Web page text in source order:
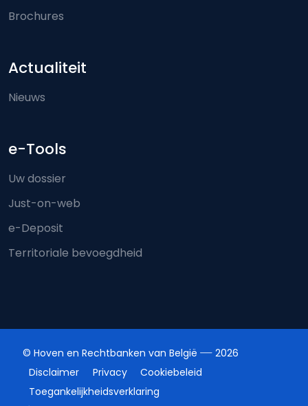
Brochures
Actualiteit
Nieuws
e-Tools
Uw dossier
Just-on-web
e-Deposit
Territoriale bevoegdheid
© Hoven en Rechtbanken van België
2026
Disclaimer
Privacy
Cookiebeleid
Toegankelijkheidsverklaring